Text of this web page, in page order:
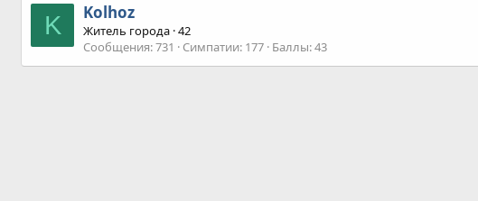
K Kolhoz
Житель города ·42
Сообщения 731 Симпатии 177 Баллы 43